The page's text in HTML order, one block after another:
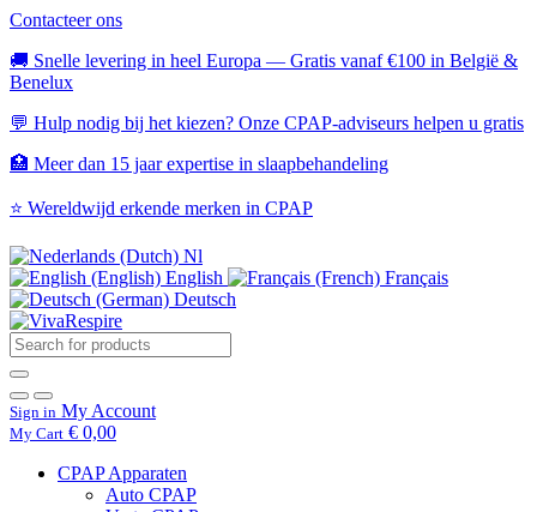
Contacteer ons
🚚 Snelle levering in heel Europa — Gratis vanaf €100 in België &
Benelux
💬 Hulp nodig bij het kiezen? Onze CPAP-adviseurs helpen u gratis
🏥 Meer dan 15 jaar expertise in slaapbehandeling
⭐ Wereldwijd erkende merken in CPAP
Nl
English
Français
Deutsch
Sign in My Account
My Cart € 0,00
CPAP Apparaten
Auto CPAP